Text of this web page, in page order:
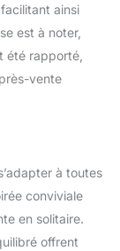
ainsi
est à noter,
été rapporté,
vente
à toutes
conviviale
en solitaire.
offrent